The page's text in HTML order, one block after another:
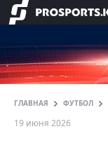
ГЛАВНАЯ ФУТБОЛ
19 июня 2026